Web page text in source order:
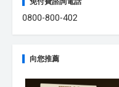
0800-800-402
向您推薦